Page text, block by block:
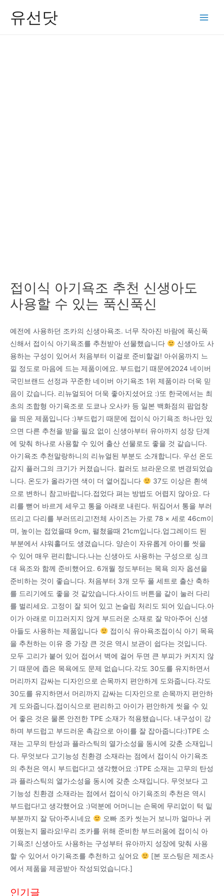
유선닷
접이식 아기욕조 추천 신생아도
사용할 수 있는 푹신푹신
예전에 사용하던 조카의 신생아욕조. 너무 작아진 바람에 푹신푹
신해서 접이식 아기욕조를 추천받아 선물했습니다
신생아도 사
용하는 구성이 있어서 처음부터 이걸로 준비할걸! 아쉬움까지 느
낄 정도로 마음에 드는 제품이에요. 부드럽기 때문에2024 네이버
국민브랜드 선정과 꾸준한 네이버 아기욕조 1위 제품이라 더욱 믿
음이 갔습니다. 리뉴얼되어 더욱 좋아지셨어요 :)또 한국에서는 최
초의 조합형 아기욕조로 도쿄나 오사카 등 일본 백화점의 팝업창
을 띄운 제품입니다 :)부드럽기 때문에 접이식 아기욕조 하나만 있
으면 다른 추천을 받을 필요 없이 신생아부터 유아까지 성장 단계
에 맞춰 하나로 사용할 수 있어 출산 선물로도 좋을 것 같습니다.
아기욕조 추천말랑하니의 리뉴얼된 부분도 소개합니다. 우선 온도
감지 플러그의 크기가 커졌습니다. 컬러도 브라운으로 변경되었습
니다. 온도가 올라가면 색이 더 옅어집니다
37도 이상은 흰색
으로 변하니 참고바랍니다.접었다 펴는 방법도 어렵지 않아요. 다
리를 뻗어 바르게 세우고 통을 아래로 내린다. 뒤집어서 통을 부러
뜨리고 다리를 부러뜨리고!전체 사이즈는 가로 78 × 세로 46cm이
며, 높이는 접었을때 9cm, 펼쳤을때 21cm입니다.업그레이드 된
부분에서 샤워홀더도 생겼습니다. 양손이 자유롭게 아이를 씻을
수 있어 매우 편리합니다.나는 신생아도 사용하는 구성으로 싱크
대 욕조와 함께 준비했어요. 6개월 정도부터는 목욕 의자 옵션을
준비하는 것이 좋습니다. 처음부터 3개 모두 풀 세트로 출산 축하
를 드리기에도 좋을 것 같았습니다.사이드 버튼을 같이 눌러 다리
를 벌리세요. 고정이 잘 되어 있고 논슬립 처리도 되어 있습니다.아
이가 아래로 미끄러지지 않게 부드러운 소재로 잘 막아주어 신생
아들도 사용하는 제품입니다
접이식 유아욕조접이식 아기 목욕
을 추천하는 이유 중 가장 큰 것은 역시 보관이 쉽다는 것입니다.
모두 고리가 붙어 있어 접어서 벽에 걸어 두면 큰 부피가 커지지 않
기 때문에 좁은 목욕에도 문제 없습니다.각도 30도를 유지하면서
머리까지 감싸는 디자인으로 손목까지 편안하게 도와줍니다.각도
30도를 유지하면서 머리까지 감싸는 디자인으로 손목까지 편안하
게 도와줍니다.접이식으로 편리하고 아이가 편안하게 씻을 수 있
어 좋은 것은 물론 안전한 TPE 소재가 적용됐습니다. 내구성이 강
하며 부드럽고 부드러운 촉감으로 아이를 잘 잡아줍니다:)TPE 소
재는 고무의 탄성과 플라스틱의 열가소성을 동시에 갖춘 소재입니
다. 무엇보다 고기능성 친환경 소재라는 점에서 접이식 아기욕조
의 추천은 역시 부드럽다!고 생각했어요 :)TPE 소재는 고무의 탄성
과 플라스틱의 열가소성을 동시에 갖춘 소재입니다. 무엇보다 고
기능성 친환경 소재라는 점에서 접이식 아기욕조의 추천은 역시
부드럽다!고 생각했어요 :)덕분에 어머니는 손목에 무리없이 턱 밑
부분까지 잘 닦아주시네요
오빠 조카 씻는거 보니까 얼마나 귀
여웠는지 몰라요!우리 조카를 위해 준비한 부드러움에 접이식 아
기욕조! 신생아도 사용하는 구성부터 유아까지 성장에 맞춰 사용
할 수 있어서 아기욕조를 추천하고 싶어요
[본 포스팅은 제조사
에서 제품을 제공받아 작성되었습니다.]
인기글